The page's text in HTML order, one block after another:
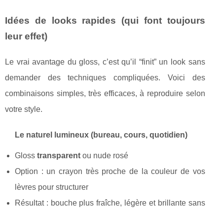
Idées de looks rapides (qui font toujours
leur effet)
Le vrai avantage du gloss, c’est qu’il “finit” un look sans
demander des techniques compliquées. Voici des
combinaisons simples, très efficaces, à reproduire selon
votre style.
Le naturel lumineux (bureau, cours, quotidien)
Gloss transparent ou nude rosé
Option : un crayon très proche de la couleur de vos
lèvres pour structurer
Résultat : bouche plus fraîche, légère et brillante sans